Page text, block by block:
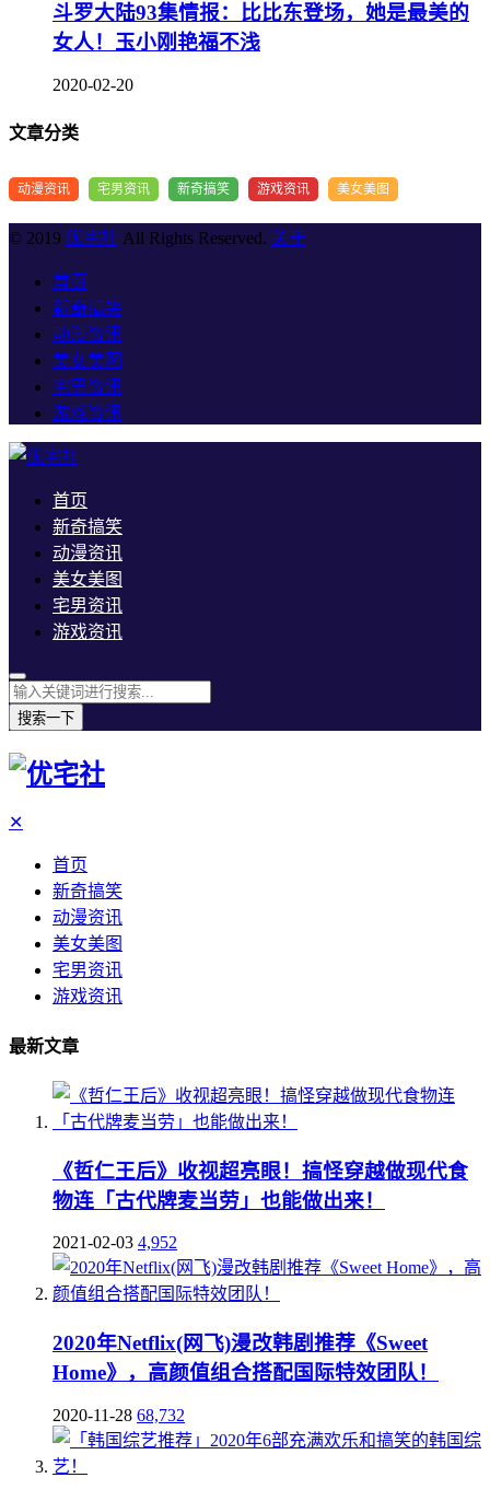
斗罗大陆93集情报：比比东登场，她是最美的
女人！玉小刚艳福不浅
2020-02-20
文章分类
动漫资讯 宅男资讯 新奇搞笑 游戏资讯 美女美图
© 2019 优宅社 All Rights Reserved. 关于
首页
新奇搞笑
动漫资讯
美女美图
宅男资讯
游戏资讯
首页
新奇搞笑
动漫资讯
美女美图
宅男资讯
游戏资讯
搜索一下
✕
首页
新奇搞笑
动漫资讯
美女美图
宅男资讯
游戏资讯
最新文章
《哲仁王后》收视超亮眼！搞怪穿越做现代食
物连「古代牌麦当劳」也能做出来！
2021-02-03 4,952
2020年Netflix(网飞)漫改韩剧推荐《Sweet
Home》，高颜值组合搭配国际特效团队！
2020-11-28 68,732